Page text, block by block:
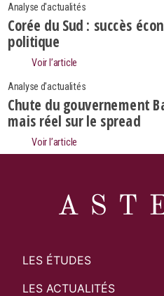
Analyse d'actualités
Corée du Sud : succès
politique
Voir l’article
Analyse d'actualités
Chute du gouvernement
mais réel sur le spread
Voir l’article
LES ÉTUDES
LES ACTUALITÉS